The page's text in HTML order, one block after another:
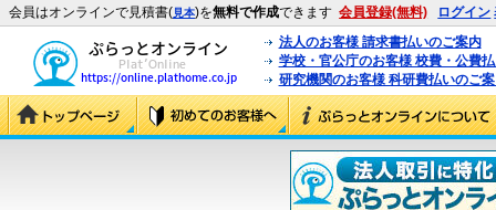
会員はオンラインで見積書(見本)を無料で作成できます 会員登録(無料) ログイン
法人のお客様 請求書払いのご案内
学校・官公庁のお客様 校費・公費
研究機関のお客様 科研費払いのご